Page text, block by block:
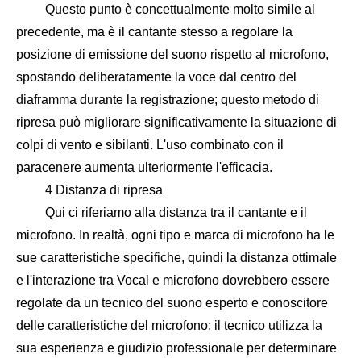
Questo punto è concettualmente molto simile al
precedente, ma è il cantante stesso a regolare la
posizione di emissione del suono rispetto al microfono,
spostando deliberatamente la voce dal centro del
diaframma durante la registrazione; questo metodo di
ripresa può migliorare significativamente la situazione di
colpi di vento e sibilanti. L'uso combinato con il
paracenere aumenta ulteriormente l'efficacia.
4 Distanza di ripresa
Qui ci riferiamo alla distanza tra il cantante e il
microfono. In realtà, ogni tipo e marca di microfono ha le
sue caratteristiche specifiche, quindi la distanza ottimale
e l'interazione tra Vocal e microfono dovrebbero essere
regolate da un tecnico del suono esperto e conoscitore
delle caratteristiche del microfono; il tecnico utilizza la
sua esperienza e giudizio professionale per determinare